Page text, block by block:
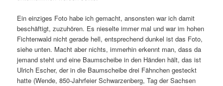
Ein einziges Foto habe ich gemacht, ansonsten war ich damit
beschäf­tigt, zuzu­hören. Es nieselte immer mal und war im hohen
Fichtenwald nicht gerade hell, entspre­chend dunkel ist das Foto,
siehe unten. Macht aber nichts, immerhin erkennt man, dass da
jemand steht und eine Baumscheibe in den Händen hält, das ist
Ulrich Escher, der in die Baumscheibe drei Fähnchen gesteckt
hatte (Wende, 850-Jahrfeier Schwarzenberg, Tag der Sachsen